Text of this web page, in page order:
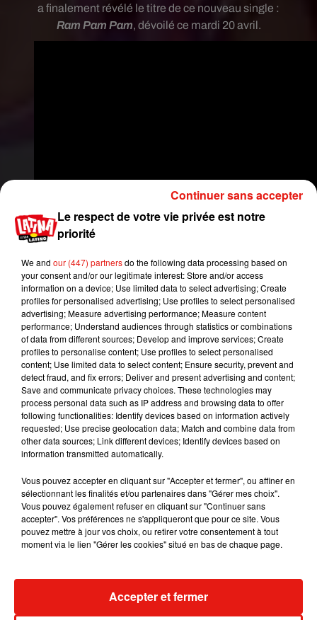
a finalement révélé le titre de ce nouveau single :
Ram Pam Pam, dévoilé ce mardi 20 avril.
Pour rappel, au cours de ces trois années, le clip
enflammé deSin Pijama a comptabiliséplus de
1,8 milliard de vues sur la plateforme
YouTube.Ram Pam Pampourra-t-il exploser ce
record? Affaire à suivre...
Le respect de votre vie privée est notre
priorité
We and our (447) partnersdo the following data processing based on
your consent and/or our legitimate interest: Store and/or access
information on a device; Use limited data to select advertising; Create
profiles for personalised advertising; Use profiles to select personalised
advertising; Measure advertising performance; Measure content
performance; Understand audiences through statistics or combinations
of data from different sources; Develop and improve services; Create
profiles to personalise content; Use profiles to select personalised
content; Use limited data to select content; Ensure security, prevent and
detect fraud, and fix errors; Deliver and present advertising and content;
Save and communicate privacy choices. These technologies may
process personal data such as IP address and browsing data to offer
following functionalities: Identify devices based on information actively
requested; Use precise geolocation data; Match and combine data from
other data sources; Link different devices; Identify devices based on
information transmitted automatically.
Vous pouvez accepter en cliquant sur "Accepter et fermer", ou affiner en
sélectionnant les finalités et/ou partenaires dans "Gérer mes choix".
Vous pouvez également refuser en cliquant sur "Continuer sans
accepter". Vos préférences ne s'appliqueront que pour ce site. Vous
pouvez mettre à jour vos choix, ou retirer votre consentement à tout
moment via le lien "Gérer les cookies" situé en bas de chaque page.
Accepter et fermer
Continuer sans accepter